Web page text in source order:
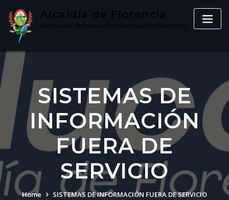
content
Alcaldía de Florencia
Secretaria de Educación Municipal de Florencia
SISTEMAS DE
INFORMACIÓN
FUERA DE
SERVICIO
Home SISTEMAS DE INFORMACIÓN FUERA DE SERVICIO